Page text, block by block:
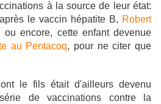
à la source de leur état:
après le vaccin hépatite B, Robert
ou encore, cette enfant devenue
au Pentacoq, pour ne citer que
le fils était d'ailleurs devenu
de vaccinations contre la